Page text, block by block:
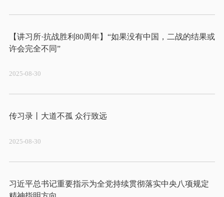
【讲习所·抗战胜利80周年】“如果没有中国，二战的结果或
许会完全不同”
2025-08-30
传习录丨大道不孤 众行致远
2025-08-30
习近平总书记重要指示为全党持续贯彻落实中央八项规定